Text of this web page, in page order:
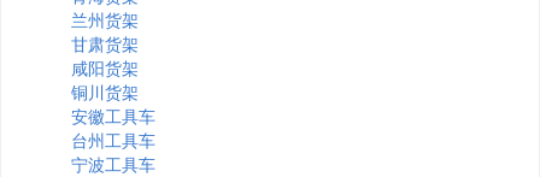
兰州货架
甘肃货架
咸阳货架
铜川货架
安徽工具车
台州工具车
宁波工具车